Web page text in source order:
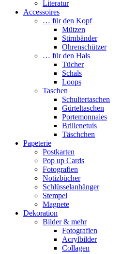
Literatur
Accessoires
… für den Kopf
Mützen
Stirnbänder
Ohrenschützer
… für den Hals
Tücher
Schals
Loops
Taschen
Schultertaschen
Gürteltaschen
Portemonnaies
Brillenetuis
Täschchen
Papeterie
Postkarten
Pop up Cards
Fotografien
Notizbücher
Schlüsselanhänger
Stempel
Magnete
Dekoration
Bilder & mehr
Fotografien
Acrylbilder
Collagen